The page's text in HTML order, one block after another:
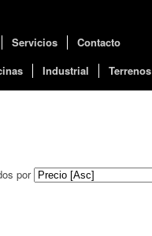
Servicios
Contacto
Industrial Terrenos
por